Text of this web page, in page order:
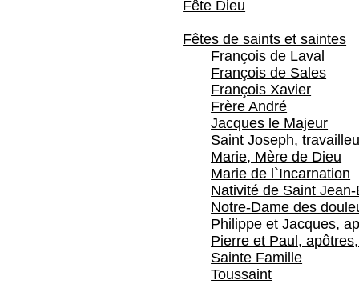
Fête Dieu
Fêtes de saints et saintes
François de Laval
François de Sales
François Xavier
Frère André
Jacques le Majeur
Saint Joseph,
Marie, Mère de Dieu
Marie de l`Incarnation
Nativité de Saint
Notre-Dame des
Philippe et Jacques,
Pierre et Paul,
Sainte Famille
Toussaint